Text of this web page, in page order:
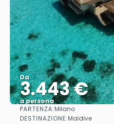
Da
3.443 €
a persona
PARTENZA:Milano
DESTINAZIONE:Maldive